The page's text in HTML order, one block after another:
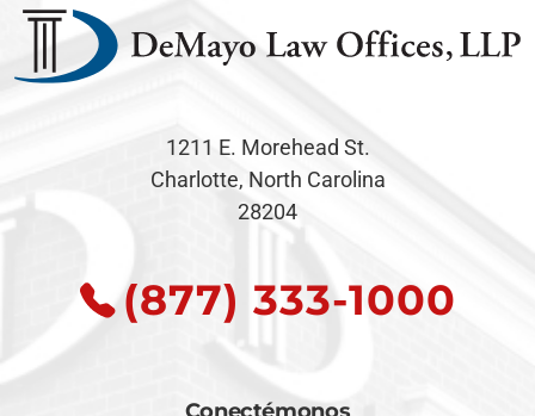
1211 E. Morehead St.
Charlotte, North Carolina
28204
(877) 333-1000